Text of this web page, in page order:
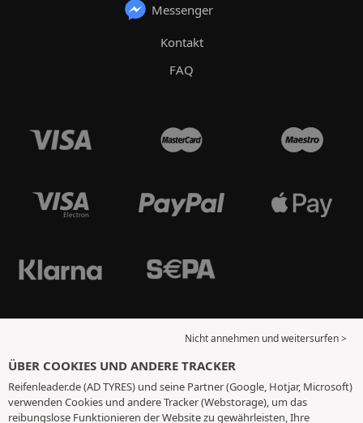
Messenger
Kontakt
FAQ
Nicht annehmen und weitersurfen >
ÜBER COOKIES UND ANDERE TRACKER
Reifenleader.de (AD TYRES) und seine Partner (Google, Hotjar, Microsoft)
verwenden Cookies und andere Tracker (Webstorage), um das
reibungslose Funktionieren der Website zu gewährleisten, Ihre